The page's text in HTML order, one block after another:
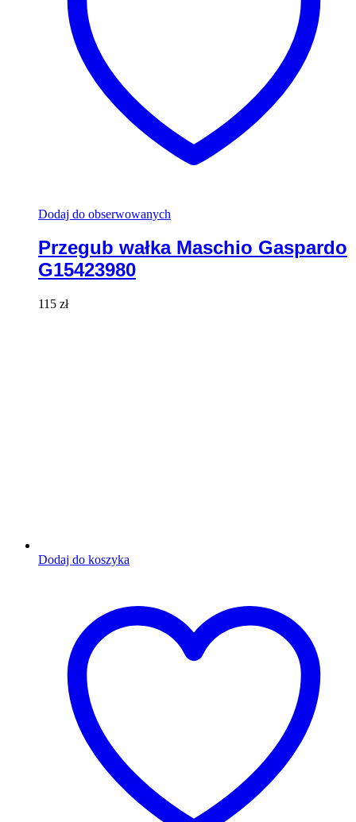
Dodaj do obserwowanych
Przegub wałka Maschio Gaspardo
G15423980
115 zł
Dodaj do koszyka